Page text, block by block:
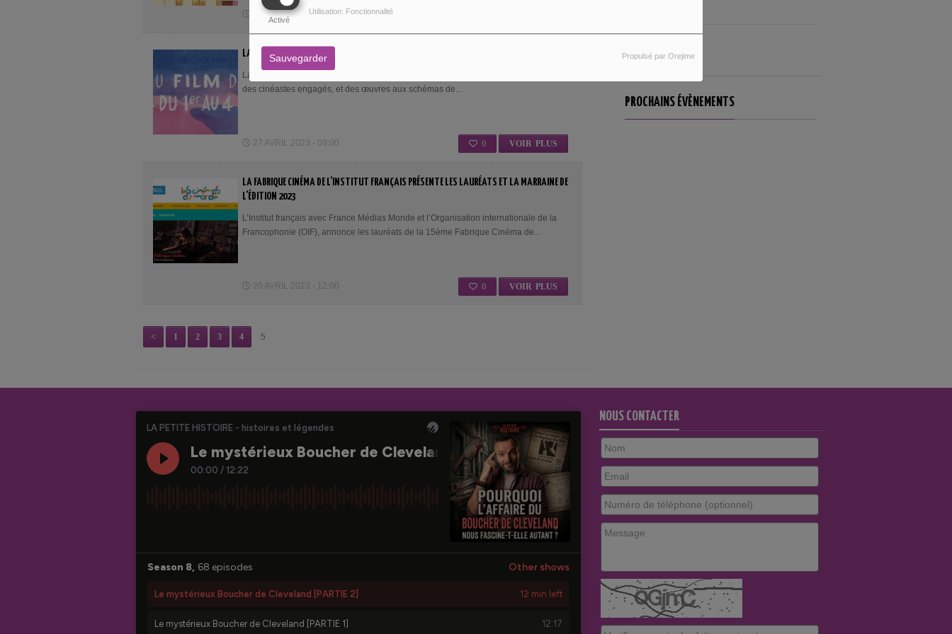
Activé
Utilisation: Fonctionnalité
Sauvegarder Propulsé par Orejime
06 MAI 2023 - 13:00
LA SECONDE ÉDITION DU FESTIVAL DU FILM DE DEMAIN AURA LIEU DU 1ER AU 4 JUIN 2023
La seconde édition de ce festival se déroulant à Vierzon, mettra encore à l’honneur
des cinéastes engagés, et des œuvres aux schémas de...
VOIR PLUS
0
27 AVRIL 2023 - 09:00
LA FABRIQUE CINÉMA DE L’INSTITUT FRANÇAIS PRÉSENTE LES LAURÉATS ET LA MARRAINE DE
L’ÉDITION 2023
L’Institut français avec France Médias Monde et l’Organisation internationale de la
Francophonie (OIF), annonce les lauréats de la 15ème Fabrique Cinéma de...
VOIR PLUS
0
20 AVRIL 2023 - 12:00
< 1 2 3 4 5
PROCHAINS ÉVÈNEMENTS
NOUS CONTACTER